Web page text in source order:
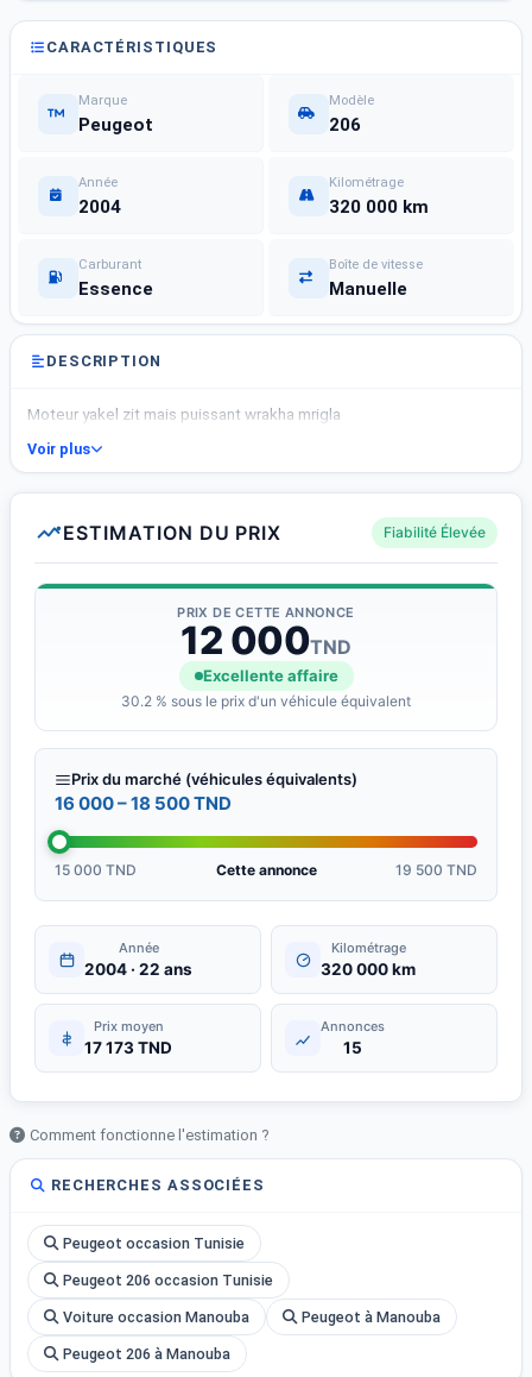
CARACTÉRISTIQUES
Marque
Peugeot
Modèle
206
Année
2004
Kilométrage
320 000 km
Carburant
Essence
Boîte de vitesse
Manuelle
DESCRIPTION
Moteur yakel zit mais puissant wrakha mrigla
Voir plus
ESTIMATION DU PRIX Fiabilité Élevée
PRIX DE CETTE ANNONCE
12 000TND
Excellente affaire
30.2 % sous le prix d'un véhicule équivalent
Prix du marché (véhicules équivalents)
16 000 – 18 500 TND
15 000 TND Cette annonce 19 500 TND
Année
2004 · 22 ans
Kilométrage
320 000 km
Prix moyen
17 173 TND
Annonces
15
Comment fonctionne l'estimation ?
RECHERCHES ASSOCIÉES
Peugeot occasion Tunisie
Peugeot 206 occasion Tunisie
Voiture occasion Manouba Peugeot à Manouba
Peugeot 206 à Manouba